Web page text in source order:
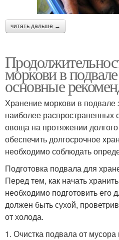
читать дальше →
моркови в
основные
Хранение моркови в подвале
наиболее распространенных
овоща на протяжении
обеспечить долгосрочное
необходимо соблюдать
Подготовка подвала для
Перед тем, как начать
необходимо подготовить его
должен быть сухой,
от холода.
1. Очистка подвала от мусора